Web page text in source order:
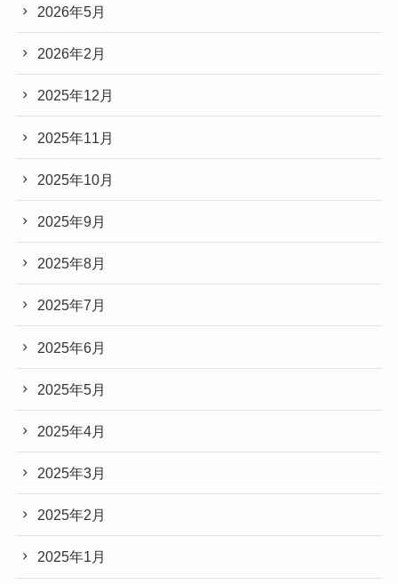
2026年5月
2026年2月
2025年12月
2025年11月
2025年10月
2025年9月
2025年8月
2025年7月
2025年6月
2025年5月
2025年4月
2025年3月
2025年2月
2025年1月